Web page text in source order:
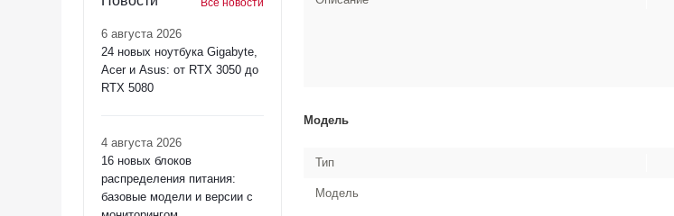
Все новости
6 августа 2026
24 новых ноутбука Gigabyte,
Acer и Asus: от RTX 3050 до
RTX 5080
4 августа 2026
16 новых блоков
распределения питания:
базовые модели и версии с
Модель
Тип
Модель